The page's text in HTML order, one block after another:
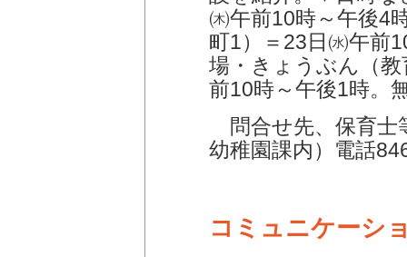
㈭午前10時～午後4
町1）＝23日㈬午前
場・きょうぶん（
前10時～午後1時。
問合せ先、保育士
幼稚園課内）電話
コミュニケーシ